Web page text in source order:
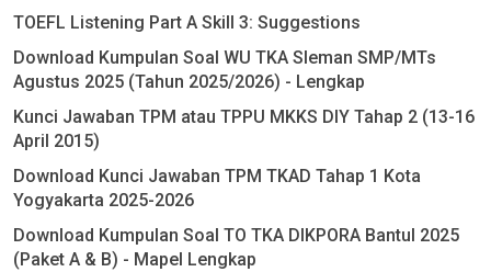
TOEFL Listening Part A Skill 3: Suggestions
Download Kumpulan Soal WU TKA Sleman SMP/MTs
Agustus 2025 (Tahun 2025/2026) - Lengkap
Kunci Jawaban TPM atau TPPU MKKS DIY Tahap 2 (13-16
April 2015)
Download Kunci Jawaban TPM TKAD Tahap 1 Kota
Yogyakarta 2025-2026
Download Kumpulan Soal TO TKA DIKPORA Bantul 2025
(Paket A & B) - Mapel Lengkap